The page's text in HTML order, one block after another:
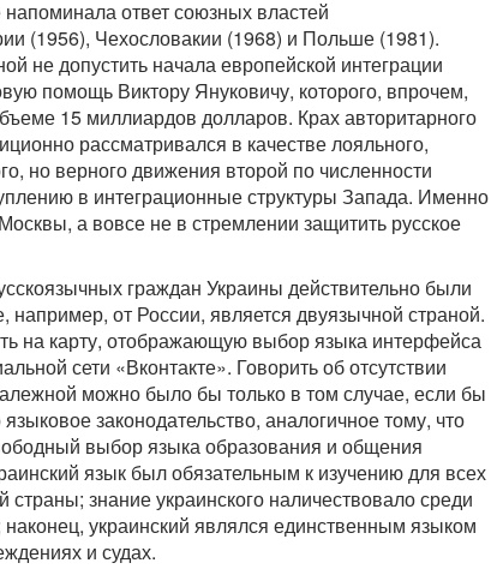
ответ союзных властей
(1956), Чехословакии (1968) и Польше (1981).
не допустить начала европейской интеграции
помощь Виктору Януковичу, которого, впрочем,
15 миллиардов долларов. Крах авторитарного
рассматривался в качестве лояльного,
но верного движения второй по численности
в интеграционные структуры Запада. Именно
а вовсе не в стремлении защитить русское
граждан Украины действительно были
от России, является двуязычной страной.
на карту, отображающую выбор языка интерфейса
сети «Вконтакте». Говорить об отсутствии
можно было бы только в том случае, если бы
законодательство, аналогичное тому, что
выбор языка образования и общения
язык был обязательным к изучению для всех
знание украинского наличествовало среди
украинский являлся единственным языком
и судах.